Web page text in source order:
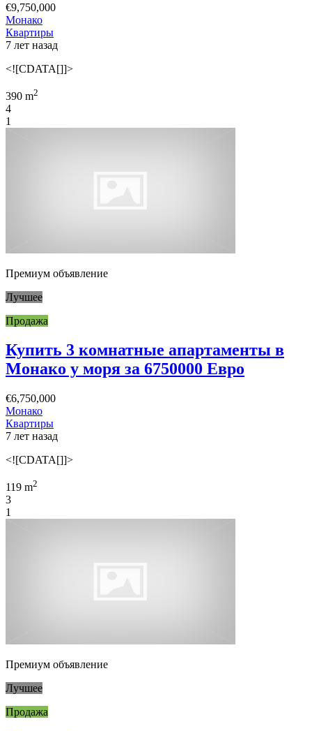
€9,750,000
Монако
Квартиры
7 лет назад
<![CDATA[]]>
390 m2
4
1
Премиум объявление
Лучшее
Продажа
Купить 3 комнатные апартаменты в
Монако у моря за 6750000 Евро
€6,750,000
Монако
Квартиры
7 лет назад
<![CDATA[]]>
119 m2
3
1
Премиум объявление
Лучшее
Продажа